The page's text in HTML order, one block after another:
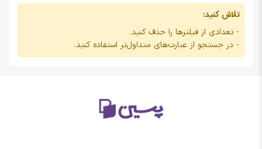
تلاش کنید:
- تعدادی از فیلترها را حذف کنید.
- در جستجو از عبارت‌های متداول‌تر استفاده کنید.